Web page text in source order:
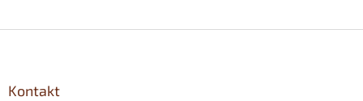
Kontakt